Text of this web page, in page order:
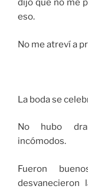
dijo que no me
eso.
No me atreví a
La boda se
No hubo
incómodos.
Fueron
desvanecieron